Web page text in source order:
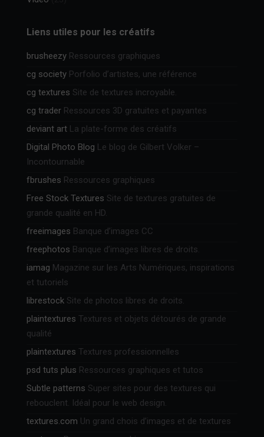
Liens utiles pour les créatifs
brusheezy Ressources graphiques
cg society Porfolio d’artistes, une référence
cg textures Site de textures incroyable.
cg trader Ressources 3D gratuites et payantes
deviant art La plate-forme des créatifs
Digital Photo Blog Le blog de Gilbert Volker –
Incontournable
fbrushes Ressources graphiques
Free Stock Textures Site de textures gratuites de
grande qualité en HD.
freeimages Banque d’images CC
freephotos Banque d’images libres de droits.
iamag Magazine sur les Arts Numériques, inspirations
et tutoriels
librestock Site de photos libres de droits.
plaintextures Textures et objets détourés de grande
qualité
plaintextures Textures professionnelles
psd tuts plus Ressources graphiques et tutos
Subtle patterns Super sites pour des textures qui
rebouclent. Idéal pour le web design.
textures.com Un grand chois d’images et de textures